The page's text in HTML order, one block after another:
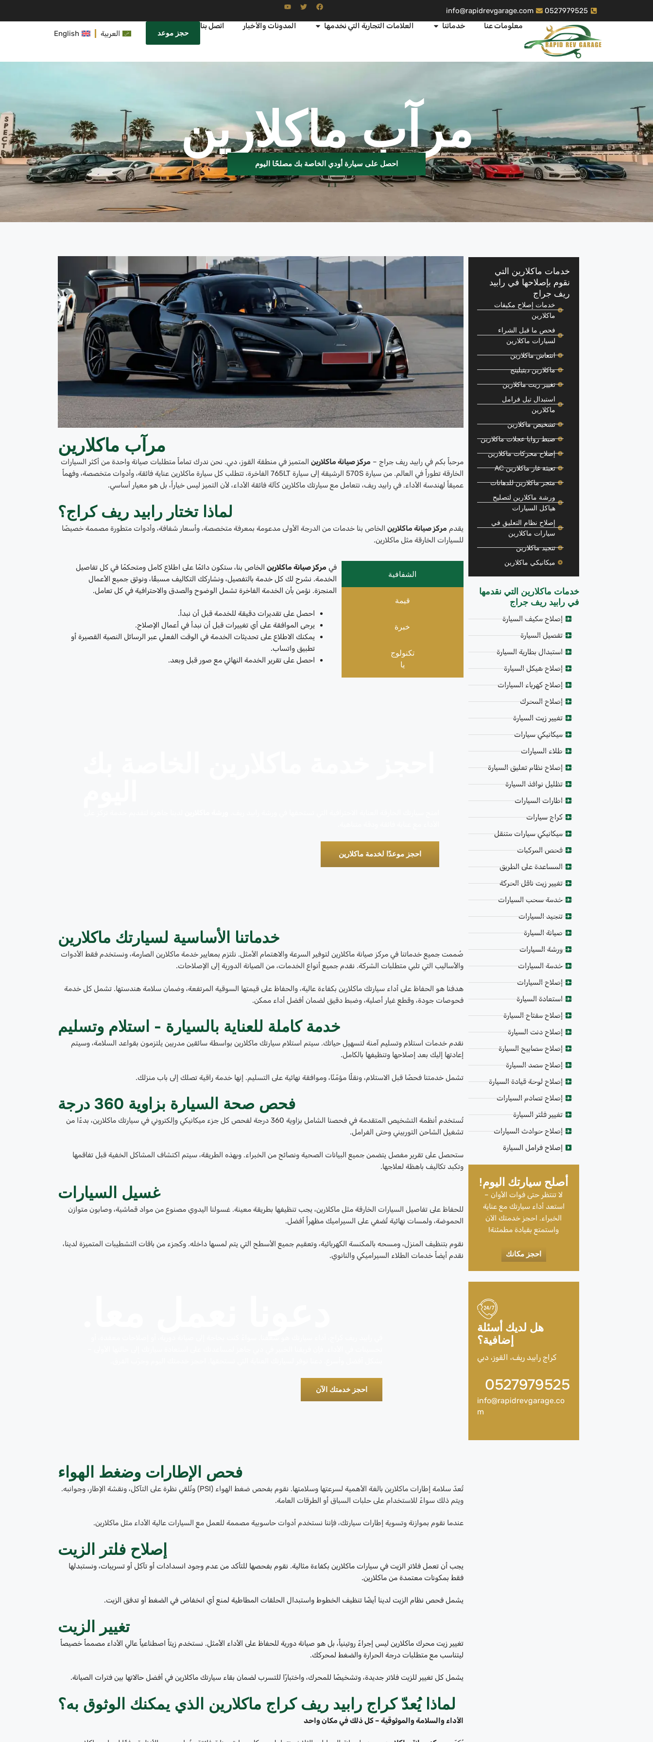
0527979525
info@rapidrevgarage.com
معلومات عنا
خدماتنا العلامات التجارية التي نخدمها المدونات والأخبار اتصل بنا
حجز موعد العربية English
مرآب ماكلارين
احصل على سيارة أودي الخاصة بك مصلحًا اليوم
مرآب ماكلارين
مرحباً بكم في رابيد ريف جراج – مركز صيانة ماكلارين المتميز في منطقة القوز، دبي. نحن ندرك تماماً متطلبات صيانة واحدة من أكثر السيارات
الخارقة تطوراً في العالم. من سيارة 570S الرشيقة إلى سيارة 765LT الفاخرة، تتطلب كل سيارة ماكلارين عناية فائقة، وأدوات متخصصة، وفهماً
عميقاً لهندسة الأداء. في رابيد ريف، نتعامل مع سيارتك ماكلارين كآلة فائقة الأداء، لأن التميز ليس خياراً، بل هو معيار أساسي.
لماذا تختار رابيد ريف كراج؟
يقدم مركز صيانة ماكلارين الخاص بنا خدمات من الدرجة الأولى مدعومة بمعرفة متخصصة، وأسعار شفافة، وأدوات متطورة مصممة خصيصًا
للسيارات الخارقة مثل ماكلارين.
الشفافية
قيمة
خبرة
تكنولوج
يا
في مركز صيانة ماكلارين الخاص بنا، ستكون دائمًا على اطلاع كامل ومتحكمًا في كل تفاصيل
الخدمة. نشرح لك كل خدمة بالتفصيل، ونشاركك التكاليف مسبقًا، ونوثق جميع الأعمال
المنجزة. نؤمن بأن الخدمة الفاخرة تشمل الوضوح والصدق والاحترافية في كل تعامل.
احصل على تقديرات دقيقة للخدمة قبل أن نبدأ.
يرجى الموافقة على أي تغييرات قبل أن نبدأ في أعمال الإصلاح.
يمكنك الاطلاع على تحديثات الخدمة في الوقت الفعلي عبر الرسائل النصية القصيرة أو
تطبيق واتساب.
احصل على تقرير الخدمة النهائي مع صور قبل وبعد.
احجز موعدًا لخدمة ماكلارين
خدماتنا الأساسية لسيارتك ماكلارين
صُممت جميع خدماتنا في مركز صيانة ماكلارين لتوفير السرعة والاهتمام الأمثل. نلتزم بمعايير خدمة ماكلارين الصارمة، ونستخدم فقط الأدوات
والأساليب التي تلبي متطلبات الشركة. نقدم جميع أنواع الخدمات، من الصيانة الدورية إلى الإصلاحات.
هدفنا هو الحفاظ على أداء سيارتك ماكلارين بكفاءة عالية، والحفاظ على قيمتها السوقية المرتفعة، وضمان سلامة هندستها. تشمل كل خدمة
فحوصات جودة، وقطع غيار أصلية، وضبط دقيق لضمان أفضل أداء ممكن.
خدمة كاملة للعناية بالسيارة - استلام وتسليم
نقدم خدمات استلام وتسليم آمنة لتسهيل حياتك. سيتم استلام سيارتك ماكلارين بواسطة سائقين مدربين يلتزمون بقواعد السلامة، وسيتم
إعادتها إليك بعد إصلاحها وتنظيفها بالكامل.
تشمل خدمتنا فحصًا قبل الاستلام، ونقلًا مؤمّنًا، وموافقة نهائية على التسليم. إنها خدمة راقية تصلك إلى باب منزلك.
فحص صحة السيارة بزاوية 360 درجة
تُستخدم أنظمة التشخيص المتقدمة في فحصنا الشامل بزاوية 360 درجة لفحص كل جزء ميكانيكي وإلكتروني في سيارتك ماكلارين، بدءًا من
تشغيل الشاحن التوربيني وحتى الفرامل.
ستحصل على تقرير مفصل يتضمن جميع البيانات الصحية ونصائح من الخبراء. وبهذه الطريقة، سيتم اكتشاف المشاكل الخفية قبل تفاقمها
وتكبد تكاليف باهظة لعلاجها.
غسيل السيارات
للحفاظ على تفاصيل السيارات الخارقة مثل ماكلارين، يجب تنظيفها بطريقة معينة. غسولنا اليدوي مصنوع من مواد قماشية، وصابون متوازن
الحموضة، ولمسات نهائية تُضفي على السيراميك مظهراً أفضل.
نقوم بتنظيف المنزل، ومسحه بالمكنسة الكهربائية، وتعقيم جميع الأسطح التي يتم لمسها داخله. وكجزء من باقات التشطيبات المتميزة لدينا،
نقدم أيضاً خدمات الطلاء السيراميكي والنانوي.
احجز خدمتك الآن
فحص الإطارات وضغط الهواء
تُعدّ سلامة إطارات ماكلارين بالغة الأهمية لسرعتها وسلامتها. نقوم بفحص ضغط الهواء (PSI) ونُلقي نظرة على التآكل، ونقشة الإطار، وجوانبه.
ويتم ذلك سواءً للاستخدام على حلبات السباق أو الطرقات العامة.
عندما نقوم بموازنة وتسوية إطارات سيارتك، فإننا نستخدم أدوات حاسوبية مصممة للعمل مع السيارات عالية الأداء مثل ماكلارين.
إصلاح فلتر الزيت
يجب أن تعمل فلاتر الزيت في سيارات ماكلارين بكفاءة مثالية. نقوم بفحصها للتأكد من عدم وجود انسدادات أو تآكل أو تسريبات، ونستبدلها
فقط بمكونات معتمدة من ماكلارين.
يشمل فحص نظام الزيت لدينا أيضًا تنظيف الخطوط واستبدال الحلقات المطاطية لمنع أي انخفاض في الضغط أو تدفق الزيت.
تغيير الزيت
تغيير زيت محرك ماكلارين ليس إجراءً روتينياً، بل هو صيانة دورية للحفاظ على الأداء الأمثل. نستخدم زيتاً اصطناعياً عالي الأداء مصمماً خصيصاً
ليتناسب مع متطلبات درجة الحرارة والضغط لمحركك.
يشمل كل تغيير للزيت فلاتر جديدة، وتشخيصًا للمحرك، واختبارًا للتسرب لضمان بقاء سيارتك ماكلارين في أفضل حالاتها بين فترات الصيانة.
لماذا يُعدّ كراج رابيد ريف كراج ماكلارين الذي يمكنك الوثوق به؟
الأداء والسلامة والموثوقية – كل ذلك في مكان واحد
خدمات ماكلارين التي
نقوم بإصلاحها في رابيد
ريف جراج
خدمات إصلاح مكيفات
ماكلارين
فحص ما قبل الشراء
لسيارات ماكلارين
انتعاش ماكلارين
ماكلارين ديتيلينج
تغيير زيت ماكلارين
استبدال تيل فرامل
ماكلارين
تشخيص ماكلارين
ضبط زوايا عجلات ماكلارين
إصلاح محركات ماكلارين
تعبئة غاز ماكلارين AC
متجر ماكلارين للدهانات
ورشة ماكلارين لتصليح
هياكل السيارات
إصلاح نظام التعليق في
سيارات ماكلارين
تنجيد ماكلارين
ميكانيكي ماكلارين
خدمات ماكلارين التي نقدمها
في رابيد ريف جراج
إصلاح مكيف السيارة
تفصيل السيارة
استبدال بطارية السيارة
إصلاح هيكل السيارة
إصلاح كهرباء السيارات
إصلاح المحرك
تغيير زيت السيارة
ميكانيكي سيارات
طلاء السيارات
إصلاح نظام تعليق السيارة
تظليل نوافذ السيارة
اطارات السيارات
كراج سيارات
ميكانيكي سيارات متنقل
فحص المركبات
المساعدة على الطريق
تغيير زيت ناقل الحركة
خدمة سحب السيارات
تنجيد السيارات
صيانة السيارة
ورشة السيارات
خدمة السيارات
إصلاح السيارات
استعادة السيارة
إصلاح مفتاح السيارة
إصلاح دنت السيارة
إصلاح مصابيح السيارة
إصلاح مصد السيارة
إصلاح لوحة قيادة السيارة
إصلاح تصادم السيارات
تغيير فلتر السيارة
إصلاح حوادث السيارات
إصلاح فرامل السيارة
أصلح سيارتك اليوم!
لا تنتظر حتى فوات الأوان –
استعد أداء سيارتك مع عناية
الخبراء. احجز خدمتك الآن
واستمتع بقيادة مطمئنة!
احجز مكانك
هل لديك أسئلة
إضافية؟
كراج رابيد ريف، القوز، دبي
0527979525
info@rapidrevgarage.co
m